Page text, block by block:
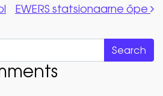
EWERS statsionaarne õpe